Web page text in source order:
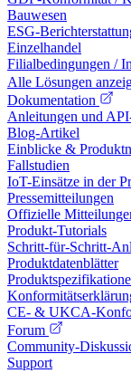
Bauwesen
ESG-
Einzelhandel
Filialbedingungen /
Alle Lösungen
Dokumentation
Anleitungen und
Blog-Artikel
Einblicke &
Fallstudien
IoT-Einsätze in der
Pressemitteilungen
Offizielle
Produkt-Tutorials
Schritt-für-Schritt-
Produktdatenblätter
CE- & UKCA-
Forum
Community-
Support